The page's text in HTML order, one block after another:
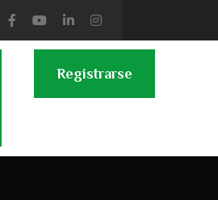
Registrarse